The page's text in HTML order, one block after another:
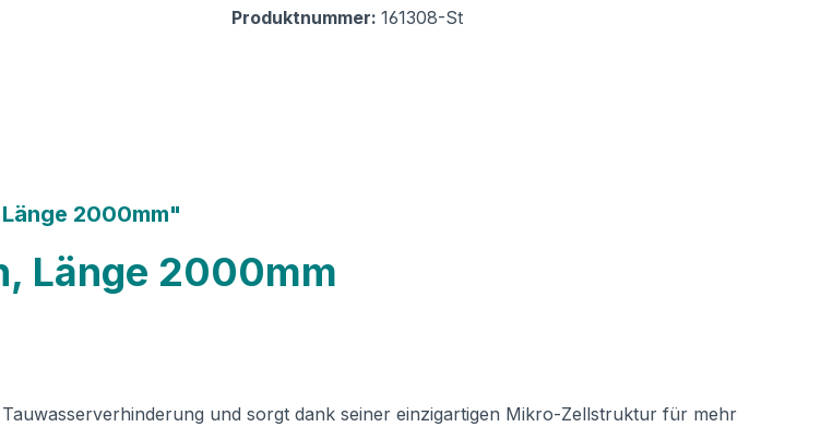
Produktnummer: 161308-St
2000mm"
Länge 2000mm
und sorgt dank seiner einzigartigen Mikro-Zellstruktur für mehr